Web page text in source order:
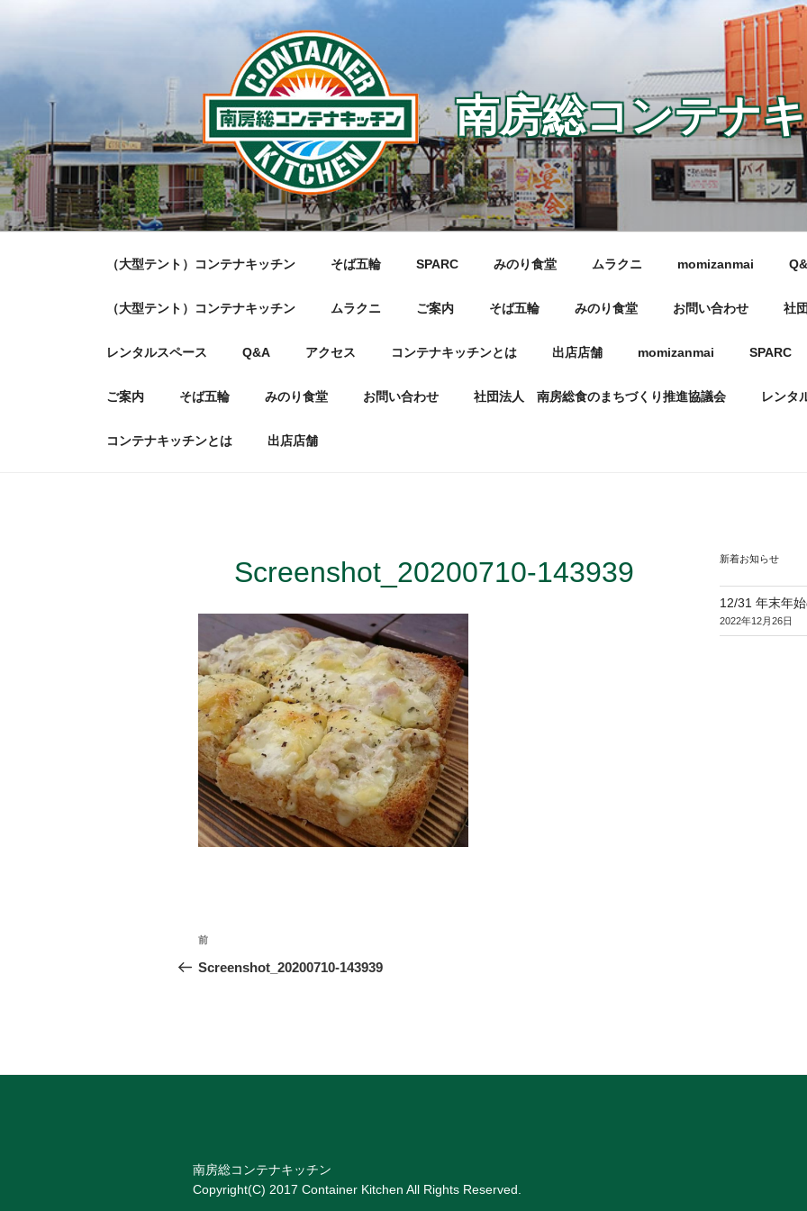
ン
ス
キ
ッ
プ
南房総コンテナ
（大型テント）コンテナキッチン そば五輪 SPARC みのり食堂 ムラクニ momizanmai
（大型テント）コンテナキッチン ムラクニ ご案内 そば五輪 みのり食堂 お問い合わせ 社
レンタルスペース Q&A アクセス コンテナキッチンとは 出店店舗 momizanmai SPARC
ご案内 そば五輪 みのり食堂 お問い合わせ 社団法人 南房総食のまちづくり推進協議会 レンタ
コンテナキッチンとは 出店店舗
Screenshot_20200710-143939
投
稿
ョ
ン
前
の
前
Screenshot_20200710-143939
新着お知らせ
12/31 年末年
2022年12月26日
南房総コンテナキッチン
Copyright(C) 2017 Container Kitchen All Rights Reserved